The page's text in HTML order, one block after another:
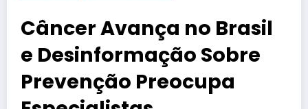
Câncer Avança no Brasil
e Desinformação Sobre
Prevenção Preocupa